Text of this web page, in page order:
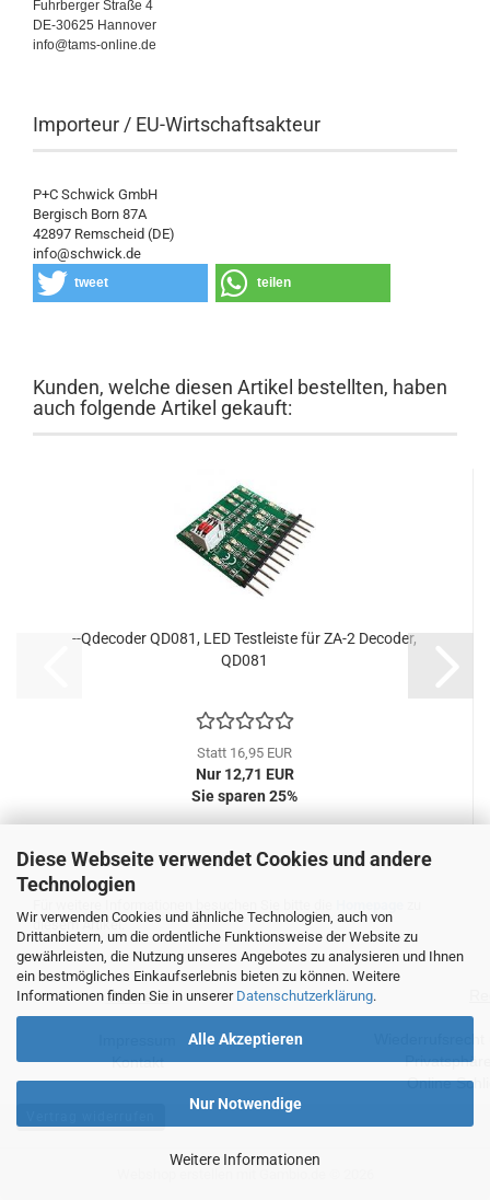
Diese Webseite verwendet Cookies und andere
Technologien
Wir verwenden Cookies und ähnliche Technologien, auch von
Drittanbietern, um die ordentliche Funktionsweise der Website zu
gewährleisten, die Nutzung unseres Angebotes zu analysieren und Ihnen
ein bestmögliches Einkaufserlebnis bieten zu können. Weitere
Informationen finden Sie in unserer Datenschutzerklärung.
Alle Akzeptieren
Nur Notwendige
Weitere Informationen
Fuhrberger Straße 4
DE-30625 Hannover
info@tams-online.de
Importeur / EU-Wirtschaftsakteur
P+C Schwick GmbH
Bergisch Born 87A
42897 Remscheid (DE)
info@schwick.de
tweet teilen
Kunden, welche diesen Artikel bestellten, haben
auch folgende Artikel gekauft:
--Qdecoder QD081, LED Testleiste für ZA-2 Decoder,
QD081
Statt 16,95 EUR
Nur 12,71 EUR
Sie sparen 25%
diesem Artikel.
Über uns
Kontakt
Online